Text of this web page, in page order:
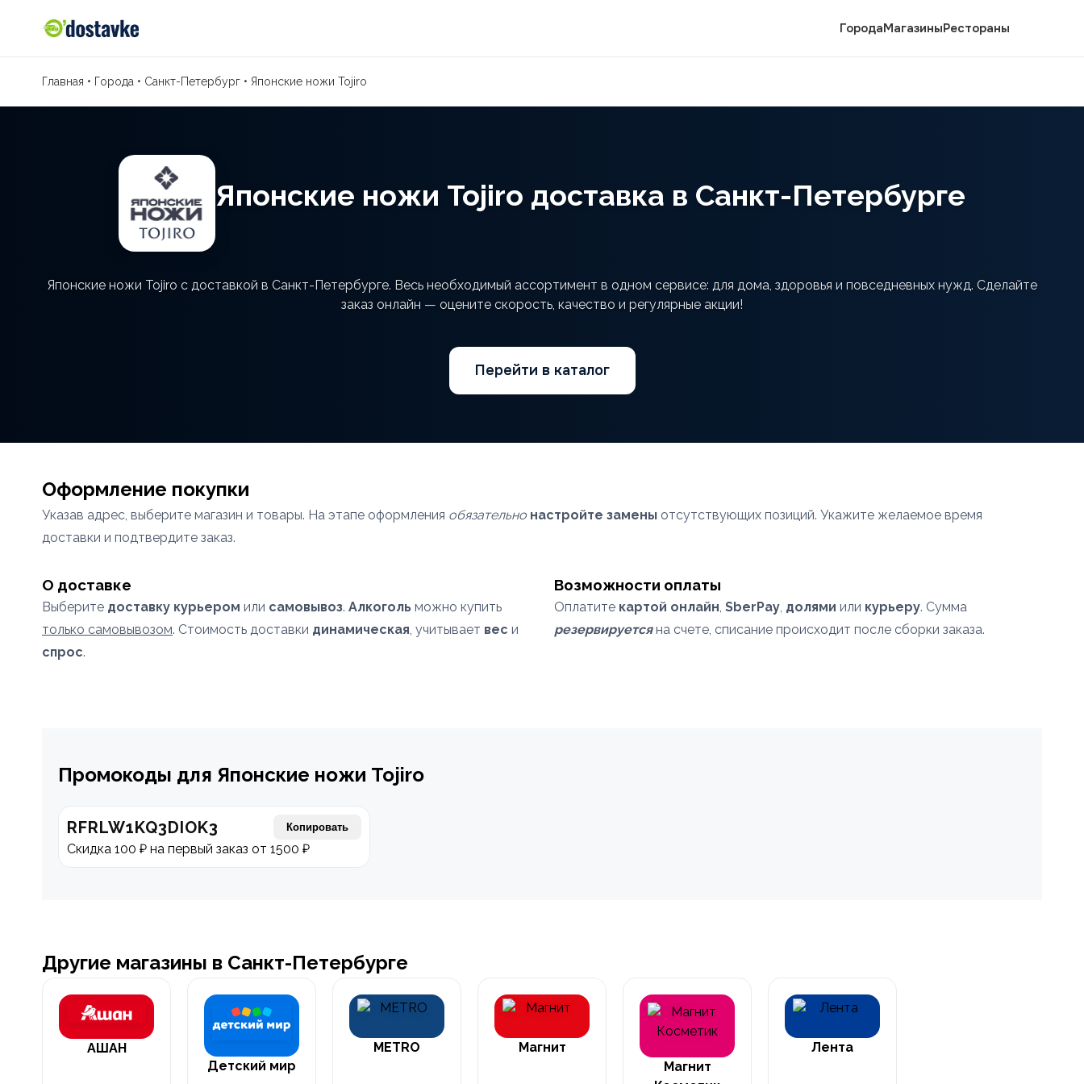
ГородаМагазиныРестораны
Главная • Города • Санкт-Петербург • Японские ножи Tojiro
Японские ножи Tojiro доставка в Санкт-Петербурге
Японские ножи Tojiro с доставкой в Санкт-Петербурге. Весь необходимый ассортимент в одном сервисе: для дома, здоровья и повседневных нужд. Сделайте
заказ онлайн — оцените скорость, качество и регулярные акции!
Перейти в каталог
Оформление покупки
Указав адрес, выберите магазин и товары. На этапе оформления обязательно настройте замены отсутствующих позиций. Укажите желаемое время
доставки и подтвердите заказ.
О доставке
Выберите доставку курьером или самовывоз. Алкоголь можно купить
только самовывозом. Стоимость доставки динамическая, учитывает вес и
спрос.
Возможности оплаты
Оплатите картой онлайн, SberPay, долями или курьеру. Сумма
резервируетсяна счете, списание происходит после сборки заказа.
Промокоды для Японские ножи Tojiro
RFRLW1KQ3DIOK3 Копировать
Скидка 100 ₽ на первый заказ от 1500 ₽
Другие магазины в Санкт-Петербурге
АШАН
Детский мир
METRO
Магнит
Магнит
Лента